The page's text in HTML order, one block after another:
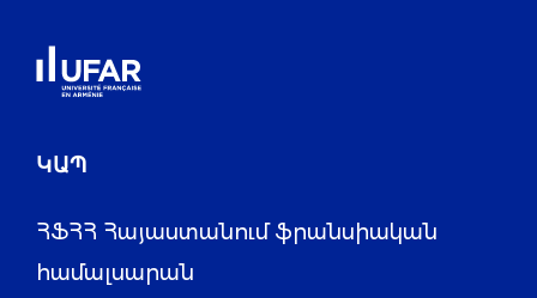
ԿԱՊ
ՀՖՀՀ Հայաստանում ֆրանսիական
համալսարան